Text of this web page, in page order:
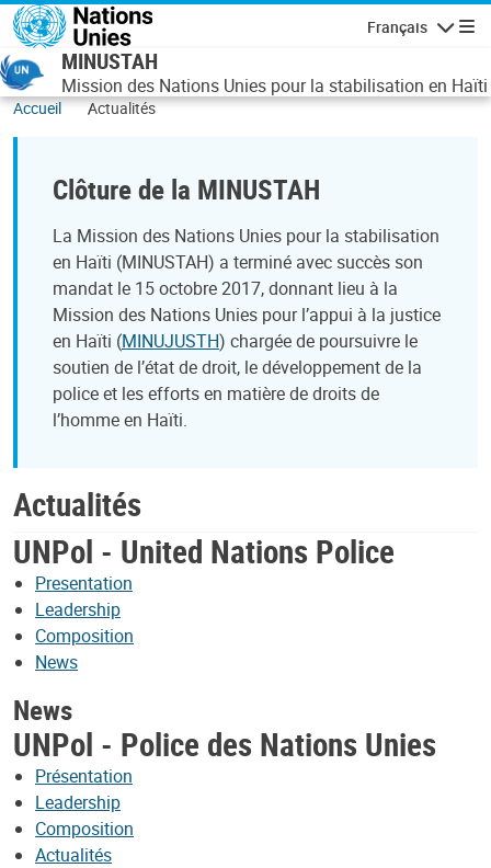
Aller au contenu principal
Français
MINUSTAH
Mission des Nations Unies pour la stabilisation en Haïti
Accueil Actualités
Clôture de la MINUSTAH
La Mission des Nations Unies pour la stabilisation
en Haïti (MINUSTAH) a terminé avec succès son
mandat le 15 octobre 2017, donnant lieu à la
Mission des Nations Unies pour l’appui à la justice
en Haïti (MINUJUSTH) chargée de poursuivre le
soutien de l’état de droit, le développement de la
police et les efforts en matière de droits de
l’homme en Haïti.
Actualités
UNPol - United Nations Police
Presentation
Leadership
Composition
News
News
UNPol - Police des Nations Unies
Présentation
Leadership
Composition
Actualités